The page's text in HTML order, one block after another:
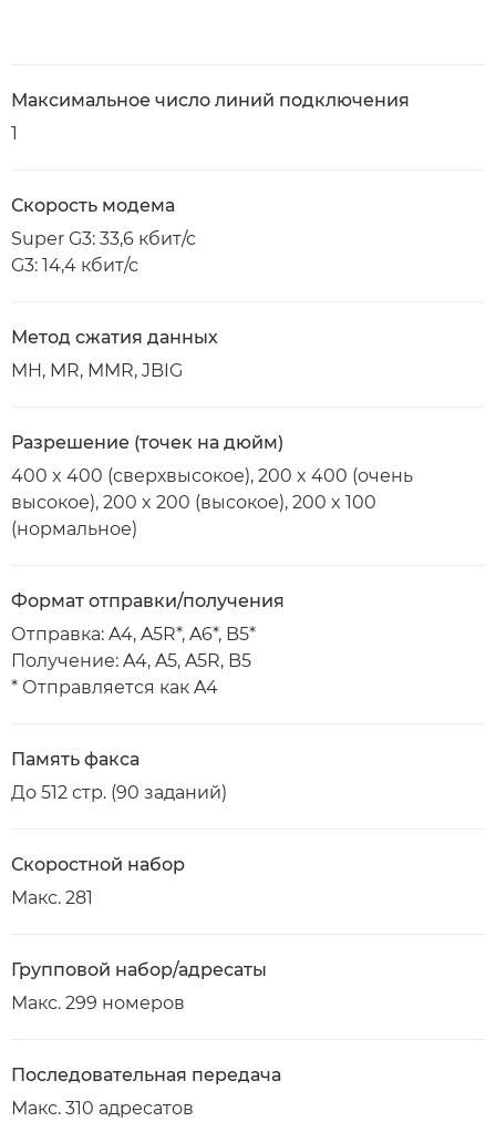
Максимальное число линий подключения
1
Скорость модема
Super G3: 33,6 кбит/с
G3: 14,4 кбит/с
Метод сжатия данных
MH, MR, MMR, JBIG
Разрешение (точек на дюйм)
400 x 400 (сверхвысокое), 200 x 400 (очень
высокое), 200 x 200 (высокое), 200 x 100
(нормальное)
Формат отправки/получения
Отправка: A4, A5R*, A6*, B5*
Получение: A4, A5, A5R, B5
* Отправляется как A4
Память факса
До 512 стр. (90 заданий)
Скоростной набор
Макс. 281
Групповой набор/адресаты
Макс. 299 номеров
Последовательная передача
Макс. 310 адресатов